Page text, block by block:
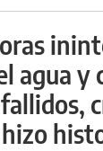
agua y